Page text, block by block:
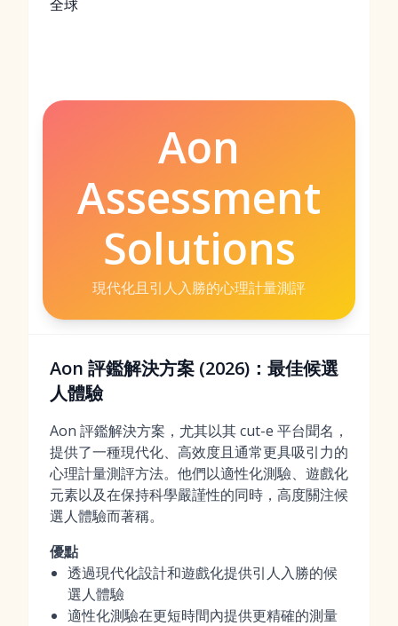
全球
Aon
Assessment
Solutions
現代化且引人入勝的心理計量測評
Aon 評鑑解決方案 (2026)：最佳候選
人體驗
Aon 評鑑解決方案，尤其以其 cut-e 平台聞名，
提供了一種現代化、高效度且通常更具吸引力的
心理計量測評方法。他們以適性化測驗、遊戲化
元素以及在保持科學嚴謹性的同時，高度關注候
選人體驗而著稱。
優點
透過現代化設計和遊戲化提供引人入勝的候
選人體驗
適性化測驗在更短時間內提供更精確的測量